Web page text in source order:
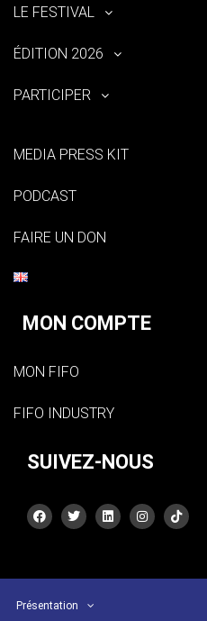
LE FESTIVAL
ÉDITION 2026
PARTICIPER
MEDIA PRESS KIT
PODCAST
FAIRE UN DON
MON COMPTE
MON FIFO
FIFO INDUSTRY
SUIVEZ-NOUS
Présentation